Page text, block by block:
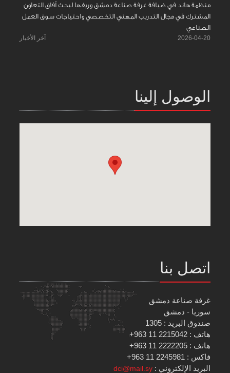
منظمة هاند في ضيافة غرفة صناعة دمشق وريفها لبحث آفاق التعاون
المشترك في مجال التدريب المهني التخصصي واحتياجات سوق العمل
الصناعي
2026-04-20 آخر الأخبار
الوصول إلينا
اتصل بنا
غرفة صناعة دمشق
سوريا - دمشق
صندوق البريد : 1305
هاتف : 2215042 11 963+
هاتف : 2222205 11 963+
فاكس : 2245981 11 963+
البريد الإلكتروني :dci@mail.sy